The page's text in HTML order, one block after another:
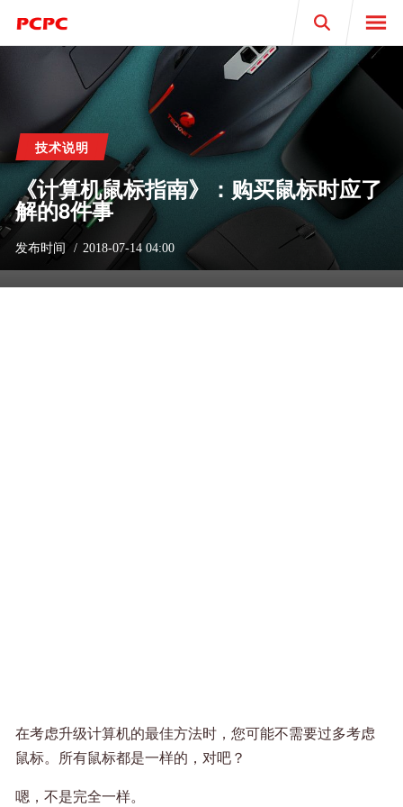
Search
技术说明
《计算机鼠标指南》：购买鼠标时应了
解的8件事
发布时间 2018-07-14 04:00
在考虑升级计算机的最佳方法时，您可能不需要过多考虑
鼠标。所有鼠标都是一样的，对吧？
嗯，不是完全一样。